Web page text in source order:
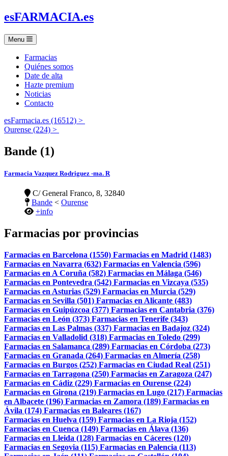
esFARMACIA.es
Menu
Farmacias
Quiénes somos
Date de alta
Hazte premium
Noticias
Contacto
esFarmacia.es (16512) >
Ourense (224) >
Bande (1)
Farmacia Vazquez Rodriguez -ma. R
C/ General Franco, 8, 32840
Bande < Ourense
+info
Farmacias por provincias
Farmacias en Barcelona (1550) Farmacias en Madrid (1483)
Farmacias en Navarra (632) Farmacias en Valencia (596)
Farmacias en A Coruña (582) Farmacias en Málaga (546)
Farmacias en Pontevedra (542) Farmacias en Vizcaya (535)
Farmacias en Asturias (529) Farmacias en Murcia (529)
Farmacias en Sevilla (501) Farmacias en Alicante (483)
Farmacias en Guipúzcoa (377) Farmacias en Cantabria (376)
Farmacias en León (373) Farmacias en Tenerife (343)
Farmacias en Las Palmas (337) Farmacias en Badajoz (324)
Farmacias en Valladolid (318) Farmacias en Toledo (299)
Farmacias en Salamanca (289) Farmacias en Córdoba (273)
Farmacias en Granada (264) Farmacias en Almería (258)
Farmacias en Burgos (252) Farmacias en Ciudad Real (251)
Farmacias en Tarragona (250) Farmacias en Zaragoza (247)
Farmacias en Cádiz (229) Farmacias en Ourense (224)
Farmacias en Girona (219) Farmacias en Lugo (217) Farmacias
en Albacete (196) Farmacias en Zamora (189) Farmacias en
Ávila (174) Farmacias en Baleares (167)
Farmacias en Huelva (159) Farmacias en La Rioja (152)
Farmacias en Cuenca (149) Farmacias en Álava (136)
Farmacias en Lleida (128) Farmacias en Cáceres (120)
Farmacias en Segovia (115) Farmacias en Palencia (113)